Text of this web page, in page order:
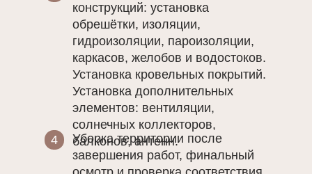
конструкций: установка
обрешётки, изоляции,
гидроизоляции, пароизоляции,
каркасов, желобов и водостоков.
Установка кровельных покрытий.
Установка дополнительных
элементов: вентиляции,
солнечных коллекторов,
балконов, антенн.
Уборка территории после
завершения работ, финальный
4